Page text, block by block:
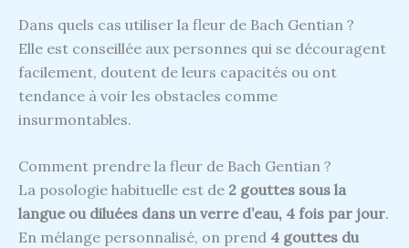
Dans quels cas utiliser la fleur de Bach Gentian ?
Elle est conseillée aux personnes qui se découragent
facilement, doutent de leurs capacités ou ont
tendance à voir les obstacles comme
insurmontables.
Comment prendre la fleur de Bach Gentian ?
La posologie habituelle est de 2 gouttes sous la
langue ou diluées dans un verre d’eau, 4 fois par jour.
En mélange personnalisé, on prend 4 gouttes du